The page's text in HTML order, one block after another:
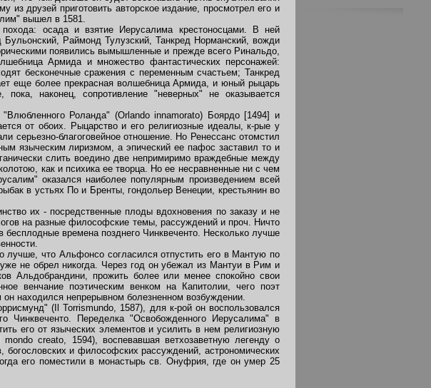
друзей приготовить авторское издание, просмотрел его и
вышел в 1581.
осада и взятие Иерусалима крестоносцами. В ней
Бульонский, Раймонд Тулузский, Танкред Норманский, вожди
появились вымышленные и прежде всего Ринальдо,
Армида и множество фантастических персонажей:
бесконечные сражения с переменным счастьем; Танкред
еще более прекрасная волшебница Армида, и юный рыцарь
наконец, сопротивление "неверных" не оказывается
Роланда" (Orlando innamorato) Боярдо [1494] и
от обоих. Рыцарство и его религиозные идеалы, к-рые у
серьезно-благоговейное отношение. Но Ренессанс отомстил
языческим лиризмом, а эпический ее пафос заставил то и
слить воедино две непримиримо враждебные между
как и психика ее творца. Но ее несравненные ни с чем
оказался наиболее популярным произведением всей
в устьях По и Бренты, гондольер Венеции, крестьянин во
их - посредственные плоды вдохновения по заказу и не
на разные философские темы, рассуждений и проч. Ничто
времена позднего Чинквеченто. Несколько лучше
что Альфонсо согласился отпустить его в Мантую по
не обрел никогда. Через год он убежал из Мантуи в Рим и
Альдобрандини, прожить более или менее спокойно свои
венчание поэтическим венком на Капитолии, чего поэт
находился непрерывном болезненном возбуждении.
(Il Torrismundo, 1587), для к-рой он воспользовался
Чинквеченто. Переделка "Освобожденного Иерусалима" в
его от языческих элементов и усилить в нем религиозную
creato, 1594), воспевавшая ветхозаветную легенду о
и философских рассуждений, астрономических
его поместили в монастырь св. Онуфрия, где он умер 25